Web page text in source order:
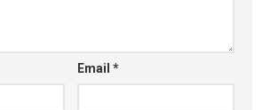
Email*